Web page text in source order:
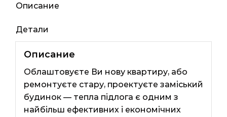
150вт
Описание
Детали
Описание
Облаштовуєте Ви нову квартиру, або
ремонтуєте стару, проектуєте заміський
будинок — тепла підлога є одним з
найбільш ефективних і економічних